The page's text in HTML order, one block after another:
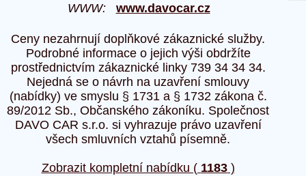
WWW: www.davocar.cz
Ceny nezahrnují doplňkové zákaznické služby.
Podrobné informace o jejich výši obdržíte
prostřednictvím zákaznické linky 739 34 34 34.
Nejedná se o návrh na uzavření smlouvy
(nabídky) ve smyslu § 1731 a § 1732 zákona č.
89/2012 Sb., Občanského zákoníku. Společnost
DAVO CAR s.r.o. si vyhrazuje právo uzavření
všech smluvních vztahů písemně.
Zobrazit kompletní nabídku ( 1183)